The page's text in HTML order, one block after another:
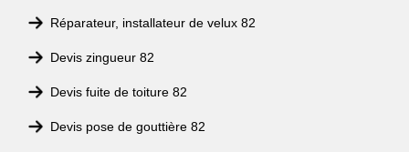
Réparateur, installateur de velux 82
Devis zingueur 82
Devis fuite de toiture 82
Devis pose de gouttière 82